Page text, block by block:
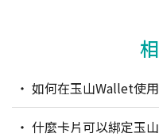
如何在玉山Wallet使
什麼卡片可以綁定玉